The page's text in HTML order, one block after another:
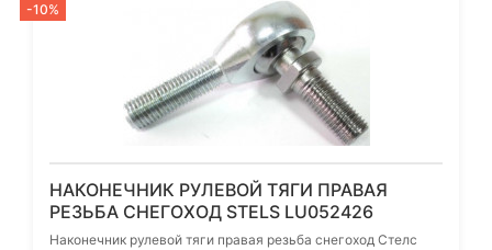
-10%
НАКОНЕЧНИК РУЛЕВОЙ ТЯГИ ПРАВАЯ
РЕЗЬБА СНЕГОХОД STELS LU052426
Наконечник рулевой тяги правая резьба снегоход Стелс